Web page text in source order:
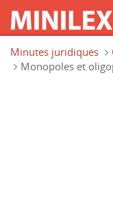
Minutes juridiques
Monopoles et